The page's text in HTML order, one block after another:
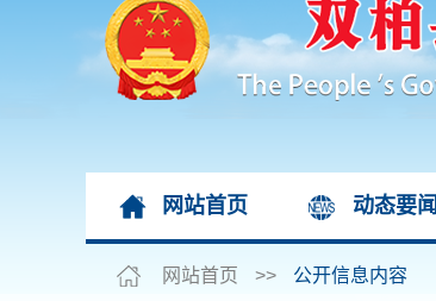
网站首页 动态要闻
网站首页 >> 公开信息内容